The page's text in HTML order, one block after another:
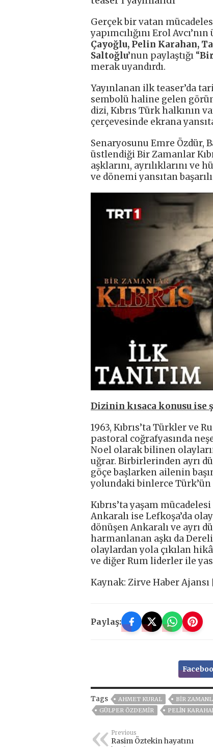
Gerçek bir vatan
yapımcılığını Erol
Çayoğlu, Pelin Karahan,
Saltoğlu’nun paylaştığı “
merak uyandırdı.
Yayınlanan ilk teaser’da
sembolü haline gelen
dizi, Kıbrıs Türk halkının
çerçevesinde ekrana
Senaryosunu Emre Özdür,
üstlendiği Bir Zamanlar
aşklarını, ayrılıklarını ve
ve dönemi yansıtan
Dizinin kısaca konusu ise
1963, Kıbrıs’ta Türkler ve
pastoral coğrafyasında
Noel olarak bilinen
uğrar. Birbirlerinden ayrı
göçe başlarken ailenin
yolundaki binlerce
Kıbrıs’ta yaşam
Ankaralı ise Lefkoşa’da
dönüşen Ankaralı ve ayrı
harmanlanan aşkı da
olaylardan yola çıkılan
ve diğer Rum liderler ile
Kaynak: Zirve Haber Ajansı
Paylaş:
Tags AHMET KURAL BIR
GÜLPER ÖZDEMIR
PELIN
Previous
Rasim Öztekin hayatını